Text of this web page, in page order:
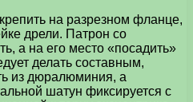
на разрезном фланце,
дрели. Патрон со
а на его место «посадить»
делать составным,
из дюралюминия, а
шатун фиксируется с